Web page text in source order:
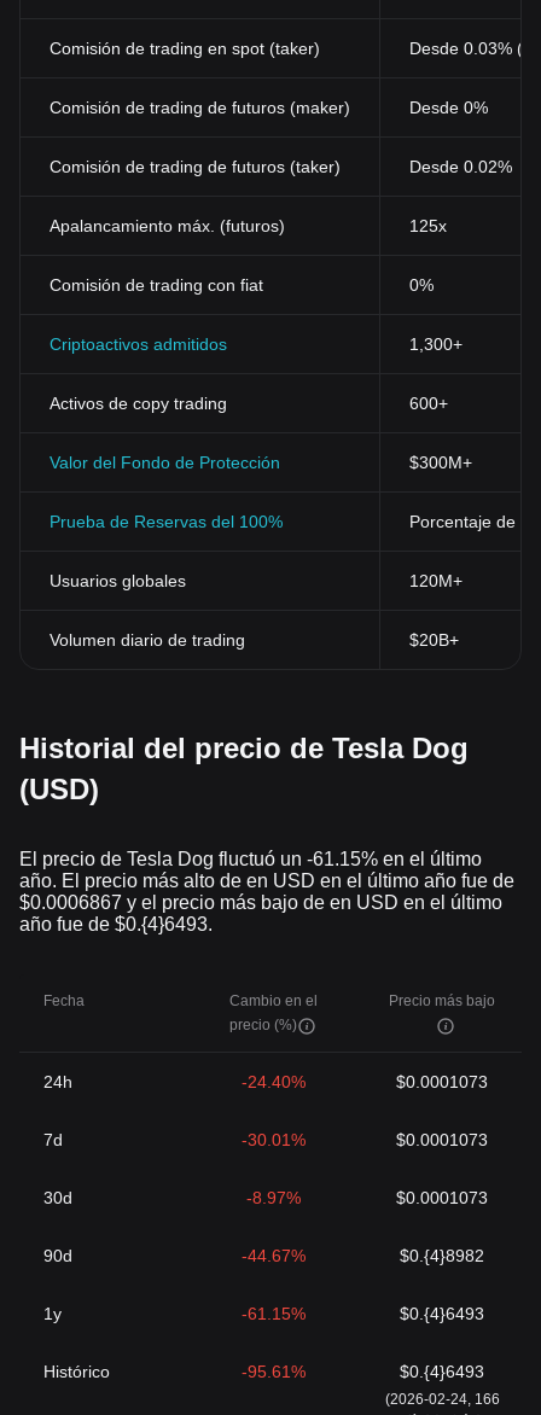
Comisión de trading en spot (taker) Desde 0.03%
Comisión de trading de futuros (maker) Desde 0%
Comisión de trading de futuros (taker) Desde 0.02%
Apalancamiento máx. (futuros) 125x
Comisión de trading con fiat 0%
Criptoactivos admitidos 1,300+
Activos de copy trading 600+
Valor del Fondo de Protección $300M+
Prueba de Reservas del 100% Porcentaje de
Usuarios globales 120M+
Volumen diario de trading $20B+
Historial del precio de Tesla Dog
(USD)
El precio de Tesla Dog fluctuó un -61.15% en el último
año. El precio más alto de en USD en el último año fue de
$0.0006867 y el precio más bajo de en USD en el último
año fue de $0.{4}6493.
Fecha
Cambio en el
precio (%)
Precio más bajo
24h -24.40% $0.0001073
7d -30.01% $0.0001073
30d -8.97% $0.0001073
90d -44.67% $0.{4}8982
1y -61.15% $0.{4}6493
Histórico -95.61% $0.{4}6493
(2026-02-24, 166